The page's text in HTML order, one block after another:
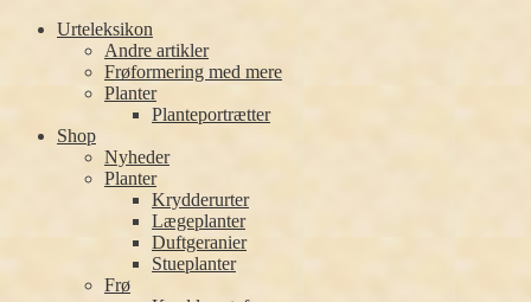
Urteleksikon
Andre artikler
Frøformering med mere
Planter
Planteportrætter
Shop
Nyheder
Planter
Krydderurter
Lægeplanter
Duftgeranier
Stueplanter
Frø